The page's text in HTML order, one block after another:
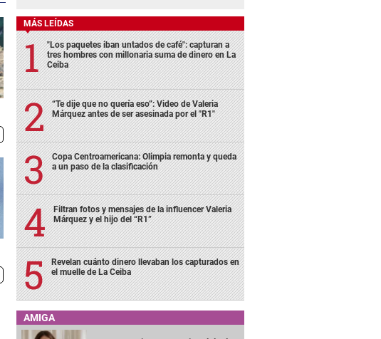
MÁS LEÍDAS
"Los paquetes iban untados de café": capturan a
tres hombres con millonaria suma de dinero en La
Ceiba
“Te dije que no quería eso”: Video de Valeria
Márquez antes de ser asesinada por el "R1"
Copa Centroamericana: Olimpia remonta y queda
a un paso de la clasificación
Filtran fotos y mensajes de la influencer Valeria
Márquez y el hijo del “R1”
Revelan cuánto dinero llevaban los capturados en
el muelle de La Ceiba
AMIGA